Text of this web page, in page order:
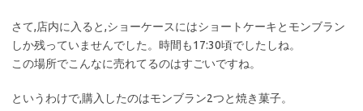
さて,店内に入ると,ショーケースにはショートケーキとモンブラン
しか残っていませんでした。時間も17:30頃でしたしね。
この場所でこんなに売れてるのはすごいですね。
というわけで,購入したのはモンブラン2つと焼き菓子。